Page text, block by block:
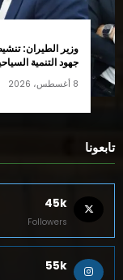
وزير الطيران:
جهود التنمية
8 أغسطس، 2026
تابعونا
45k
Followers
55k